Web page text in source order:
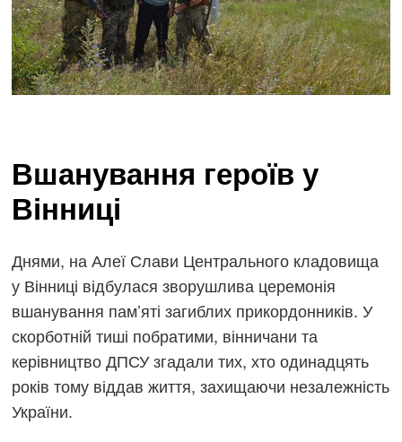
Вшанування героїв у
Вінниці
Днями, на Алеї Слави Центрального кладовища
у Вінниці відбулася зворушлива церемонія
вшанування пам’яті загиблих прикордонників. У
скорботній тиші побратими, вінничани та
керівництво ДПСУ згадали тих, хто одинадцять
років тому віддав життя, захищаючи незалежність
України.